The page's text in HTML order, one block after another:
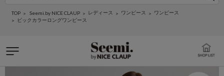
TOP Seemi.by NICE CLAUP レディース ワンピース
ワンピース
ビックカラーロングワンピース